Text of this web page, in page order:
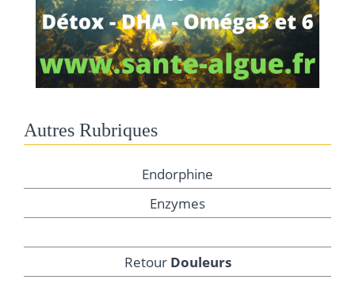
Autres Rubriques
Endorphine
Enzymes
Retour Douleurs